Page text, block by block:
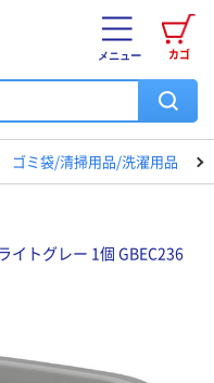
カゴ
メニュー
ゴミ袋/清掃用品/洗濯用品
イトグレー 1個 GBEC236